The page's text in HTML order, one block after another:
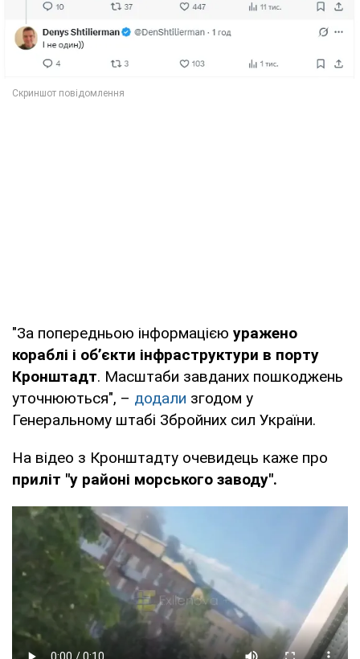
"За попередньою інформацією уражено
кораблі і об’єкти інфраструктури в порту
Кронштадт. Масштаби завданих пошкоджень
уточнюються", – додали згодом у
Генеральному штабі Збройних сил України.
На відео з Кронштадту очевидець каже про
приліт "у районі морського заводу".